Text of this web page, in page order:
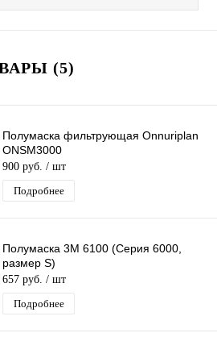
(5)
Полумаска фильтрующая Onnuriplan
ONSM3000
900 руб. / шт
Подробнее
Полумаска 3М 6100 (Серия 6000,
размер S)
657 руб. / шт
Подробнее